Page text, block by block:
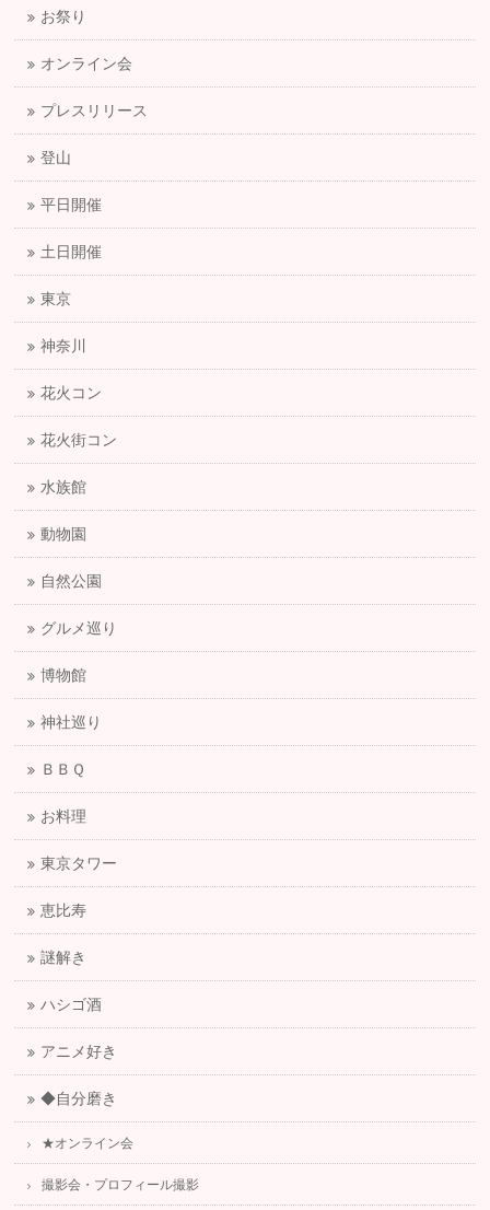
お祭り
オンライン会
プレスリリース
登山
平日開催
土日開催
東京
神奈川
花火コン
花火街コン
水族館
動物園
自然公園
グルメ巡り
博物館
神社巡り
ＢＢＱ
お料理
東京タワー
恵比寿
謎解き
ハシゴ酒
アニメ好き
◆自分磨き
★オンライン会
撮影会・プロフィール撮影